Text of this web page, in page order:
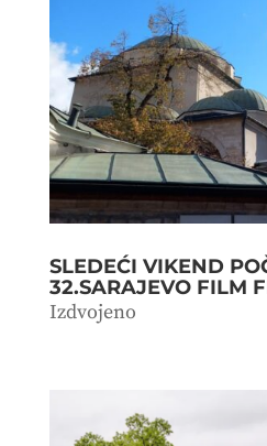
SLEDEĆI VIKEND
32.SARAJEVO FILM
Izdvojeno